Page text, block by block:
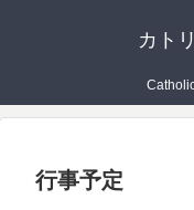
カト
行事予定